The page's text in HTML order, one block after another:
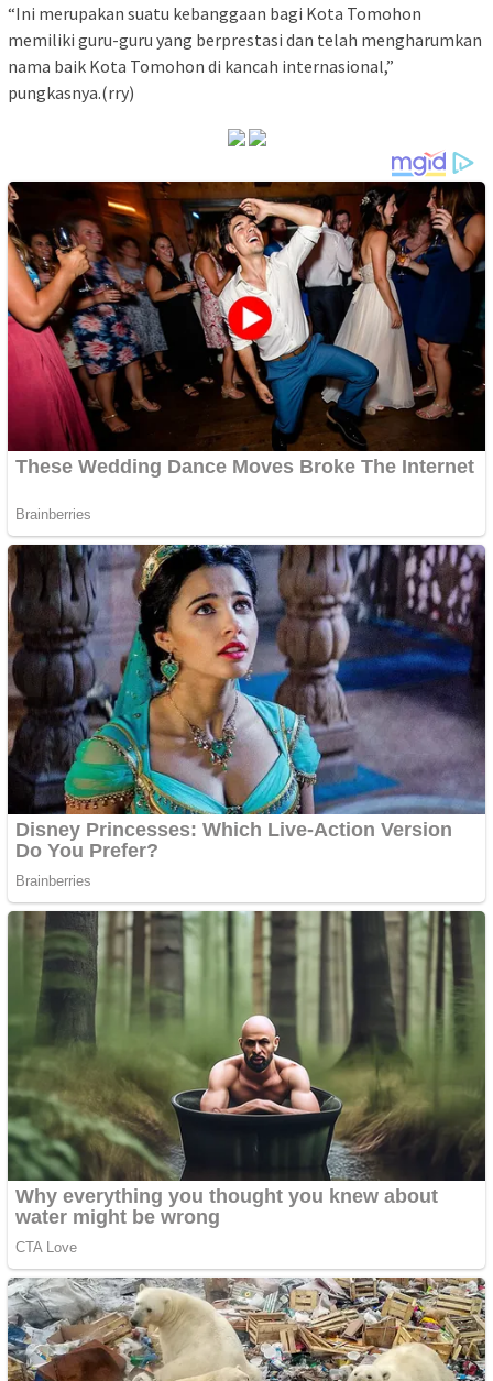
“Ini merupakan suatu kebanggaan bagi Kota Tomohon
memiliki guru-guru yang berprestasi dan telah mengharumkan
nama baik Kota Tomohon di kancah internasional,”
pungkasnya.(rry)